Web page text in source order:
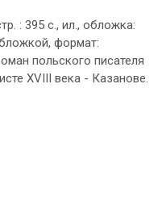
: 395 с., ил., обложка:
формат:
польского писателя
XVIII века - Казанове.